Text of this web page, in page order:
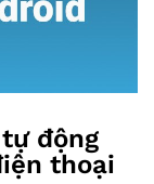
động
thoại